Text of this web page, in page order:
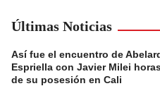
Últimas Noticias
Así fue el encuentro de
Espriella con Javier Milei
de su posesión en Cali